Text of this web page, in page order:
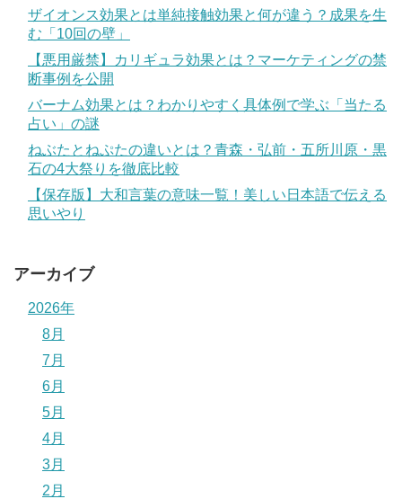
ザイオンス効果とは単純接触効果と何が違う？成果を生
む「10回の壁」
【悪用厳禁】カリギュラ効果とは？マーケティングの禁
断事例を公開
バーナム効果とは？わかりやすく具体例で学ぶ「当たる
占い」の謎
ねぶたとねぷたの違いとは？青森・弘前・五所川原・黒
石の4大祭りを徹底比較
【保存版】大和言葉の意味一覧！美しい日本語で伝える
思いやり
アーカイブ
2026年
8月
7月
6月
5月
4月
3月
2月